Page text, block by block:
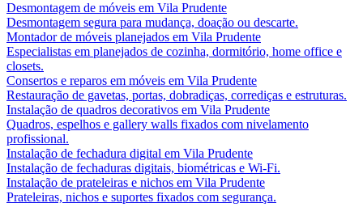
Desmontagem de móveis em Vila Prudente
Desmontagem segura para mudança, doação ou descarte.
Montador de móveis planejados em Vila Prudente
Especialistas em planejados de cozinha, dormitório, home office e
closets.
Consertos e reparos em móveis em Vila Prudente
Restauração de gavetas, portas, dobradiças, corrediças e estruturas.
Instalação de quadros decorativos em Vila Prudente
Quadros, espelhos e gallery walls fixados com nivelamento
profissional.
Instalação de fechadura digital em Vila Prudente
Instalação de fechaduras digitais, biométricas e Wi-Fi.
Instalação de prateleiras e nichos em Vila Prudente
Prateleiras, nichos e suportes fixados com segurança.